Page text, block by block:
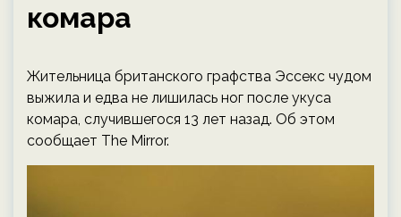
комара
Жительница британского графства Эссекс чудом
выжила и едва не лишилась ног после укуса
комара, случившегося 13 лет назад. Об этом
сообщает The Mirror.